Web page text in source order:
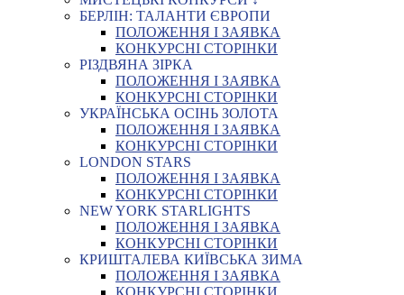
БЕРЛІН: ТАЛАНТИ ЄВРОПИ
ПОЛОЖЕННЯ І ЗАЯВКА
КОНКУРСНІ СТОРІНКИ
РІЗДВЯНА ЗІРКА
ПОЛОЖЕННЯ І ЗАЯВКА
КОНКУРСНІ СТОРІНКИ
УКРАЇНСЬКА ОСІНЬ ЗОЛОТА
ПОЛОЖЕННЯ І ЗАЯВКА
КОНКУРСНІ СТОРІНКИ
LONDON STARS
ПОЛОЖЕННЯ І ЗАЯВКА
КОНКУРСНІ СТОРІНКИ
NEW YORK STARLIGHTS
ПОЛОЖЕННЯ І ЗАЯВКА
КОНКУРСНІ СТОРІНКИ
КРИШТАЛЕВА КИЇВСЬКА ЗИМА
ПОЛОЖЕННЯ І ЗАЯВКА
КОНКУРСНІ СТОРІНКИ